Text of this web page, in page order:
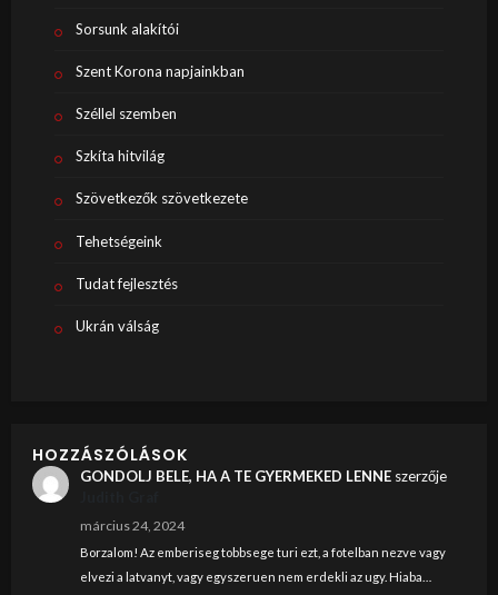
Sorsunk alakítói
Szent Korona napjainkban
Széllel szemben
Szkíta hitvilág
Szövetkezők szövetkezete
Tehetségeink
Tudat fejlesztés
Ukrán válság
HOZZÁSZÓLÁSOK
GONDOLJ BELE, HA A TE GYERMEKED LENNEszerzője
március 24, 2024
Borzalom! Az emberiseg tobbsege turi ezt, a fotelban nezve vagy
elvezi a latvanyt, vagy egyszeruen nem erdekli az ugy. Hiaba…